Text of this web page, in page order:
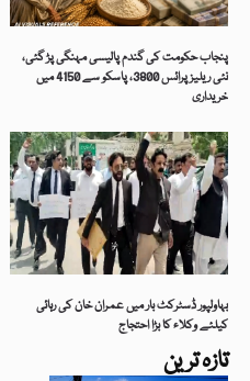
تازہ ترین
پنجاب حکومت کی گندم پالیسی مہنگی پڑ گئی،
نئی ریلیزپرائس 3800، پاسکو سے 4150 میں
خریداری
بہاولپور ڈسٹرکٹ بار میں عمران خان کی رہائی
کیلئے وکلاء کا بڑا احتجاج